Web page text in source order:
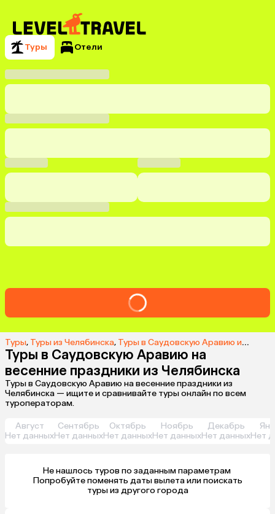
Туры Отели
Туры, Туры из Челябинска, Туры в Саудовскую Аравию из Челябинска
Туры в Саудовскую Аравию на
весенние праздники из Челябинска
Туры в Саудовскую Аравию на весенние праздники из
Челябинска — ищите и сравнивайте туры онлайн по всем
туроператорам.
Август
Нет данных
Сентябрь
Нет данных
Октябрь
Нет данных
Ноябрь
Нет данных
Декабрь
Нет данныхНет
Не нашлось туров по заданным параметрам
туры из другого города